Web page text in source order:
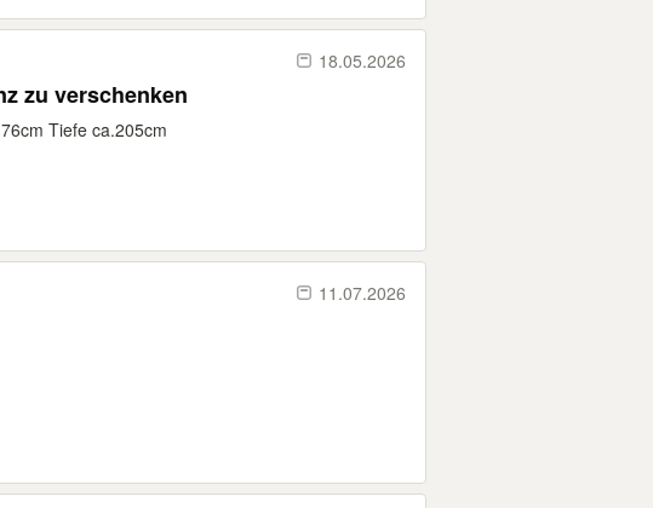
18.05.2026
zu verschenken
Tiefe ca.205cm
11.07.2026